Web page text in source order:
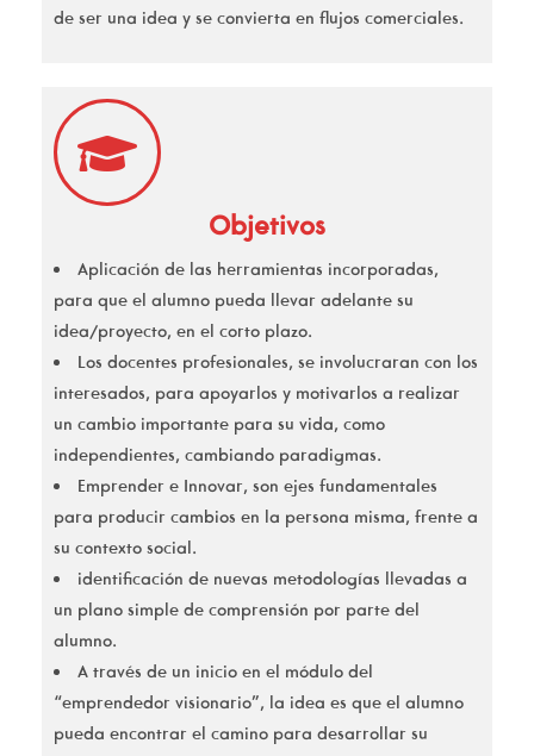
de ser una idea y se convierta en flujos comerciales.
Objetivos
Aplicación de las herramientas incorporadas,
para que el alumno pueda llevar adelante su
idea/proyecto, en el corto plazo.
Los docentes profesionales, se involucraran con los
interesados, para apoyarlos y motivarlos a realizar
un cambio importante para su vida, como
independientes, cambiando paradigmas.
Emprender e Innovar, son ejes fundamentales
para producir cambios en la persona misma, frente a
su contexto social.
identificación de nuevas metodologías llevadas a
un plano simple de comprensión por parte del
alumno.
A través de un inicio en el módulo del
“emprendedor visionario”, la idea es que el alumno
pueda encontrar el camino para desarrollar su